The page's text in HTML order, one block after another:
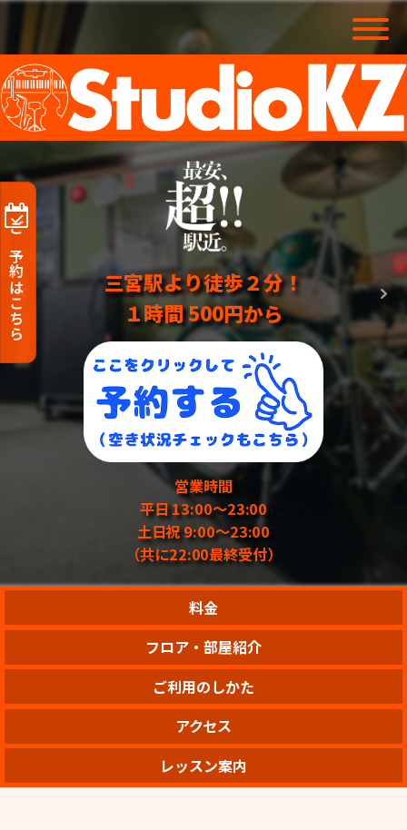
三宮駅より徒歩２分！
１時間 500円から
営業時間
平日 13:00〜23:00
土日祝 9:00〜23:00
（共に22:00最終受付）
三宮駅より徒歩２分！
１時間 500円から
営業時間
平日 13:00〜23:00
土日祝 9:00〜23:00
（共に22:00最終受付）
三宮駅より徒歩２分！
１時間 500円から
営業時間
平日 13:00〜23:00
土日祝 9:00〜23:00
（共に22:00最終受付）
三宮駅より徒歩２分！
１時間 500円から
営業時間
平日 13:00〜23:00
土日祝 9:00〜23:00
（共に22:00最終受付）
三宮駅より徒歩２分！
１時間 500円から
営業時間
平日 13:00〜23:00
土日祝 9:00〜23:00
（共に22:00最終受付）
三宮駅より徒歩２分！
１時間 500円から
営業時間
平日 13:00〜23:00
土日祝 9:00〜23:00
（共に22:00最終受付）
料金
フロア・部屋紹介
ご利用のしかた
アクセス
レッスン案内
ご予約はこちら